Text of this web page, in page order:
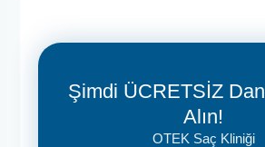
Şimdi ÜCRETSİZ
Alın!
OTEK Saç Kliniği